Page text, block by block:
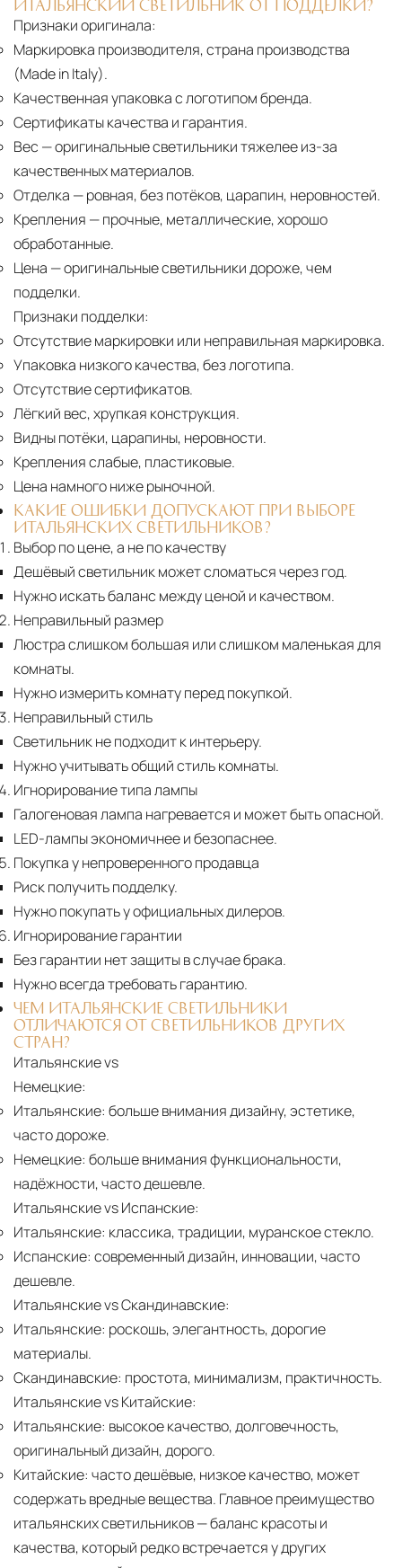
ИТАЛЬЯНСКИЙ СВЕТИЛЬНИК ОТ ПОДДЕЛКИ?
Признаки оригинала:
Маркировка производителя, страна производства
(Made in Italy).
Качественная упаковка с логотипом бренда.
Сертификаты качества и гарантия.
Вес — оригинальные светильники тяжелее из-за
качественных материалов.
Отделка — ровная, без потёков, царапин, неровностей.
Крепления — прочные, металлические, хорошо
обработанные.
Цена — оригинальные светильники дороже, чем
подделки.
Признаки подделки:
Отсутствие маркировки или неправильная маркировка.
Упаковка низкого качества, без логотипа.
Отсутствие сертификатов.
Лёгкий вес, хрупкая конструкция.
Видны потёки, царапины, неровности.
Крепления слабые, пластиковые.
Цена намного ниже рыночной.
КАКИЕ ОШИБКИ ДОПУСКАЮТ ПРИ ВЫБОРЕ
ИТАЛЬЯНСКИХ СВЕТИЛЬНИКОВ?
Выбор по цене, а не по качеству
Дешёвый светильник может сломаться через год.
Нужно искать баланс между ценой и качеством.
Неправильный размер
Люстра слишком большая или слишком маленькая для
комнаты.
Нужно измерить комнату перед покупкой.
Неправильный стиль
Светильник не подходит к интерьеру.
Нужно учитывать общий стиль комнаты.
Игнорирование типа лампы
Галогеновая лампа нагревается и может быть опасной.
LED-лампы экономичнее и безопаснее.
Покупка у непроверенного продавца
Риск получить подделку.
Нужно покупать у официальных дилеров.
Игнорирование гарантии
Без гарантии нет защиты в случае брака.
Нужно всегда требовать гарантию.
ЧЕМ ИТАЛЬЯНСКИЕ СВЕТИЛЬНИКИ
ОТЛИЧАЮТСЯ ОТ СВЕТИЛЬНИКОВ ДРУГИХ
СТРАН?
Итальянские vs
Немецкие:
Итальянские: больше внимания дизайну, эстетике,
часто дороже.
Немецкие: больше внимания функциональности,
надёжности, часто дешевле.
Итальянские vs Испанские:
Итальянские: классика, традиции, муранское стекло.
Испанские: современный дизайн, инновации, часто
дешевле.
Итальянские vs Скандинавские:
Итальянские: роскошь, элегантность, дорогие
материалы.
Скандинавские: простота, минимализм, практичность.
Итальянские vs Китайские:
Итальянские: высокое качество, долговечность,
оригинальный дизайн, дорого.
Китайские: часто дешёвые, низкое качество, может
содержать вредные вещества. Главное преимущество
итальянских светильников — баланс красоты и
качества, который редко встречается у других